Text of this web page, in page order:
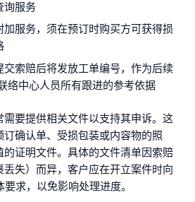
询服务
加服务，须在预订时购买方可获得损
交索赔后将发放工单编号，作为后续
络中心人员所有跟进的参考依据
要提供相关文件以支持其申诉。这
确认单、受损包装或内容物的照
证明文件。具体的文件清单因索赔
失）而异，客户应在开立案件时向
求，以免影响处理进度。